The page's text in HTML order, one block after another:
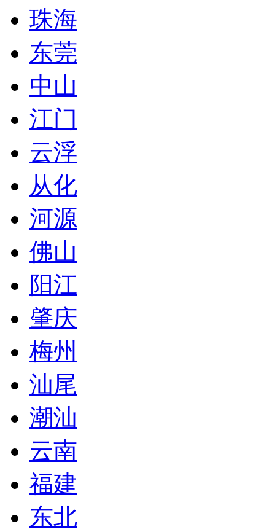
珠海
东莞
中山
江门
云浮
从化
河源
佛山
阳江
肇庆
梅州
汕尾
潮汕
云南
福建
东北